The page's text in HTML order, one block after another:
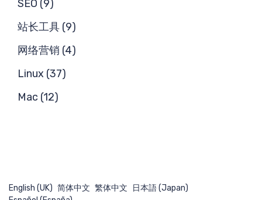
搜
SEO (9)
站长工具 (9)
网络营销 (4)
Linux (37)
Mac (12)
English (UK) 简体中文 繁体中文
日本語 (Japan)